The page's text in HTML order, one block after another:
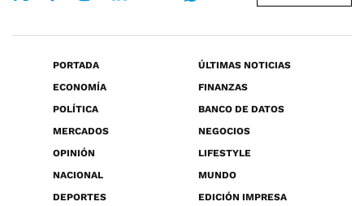
PORTADA
ÚLTIMAS NOTICIAS
ECONOMÍA
FINANZAS
POLÍTICA
BANCO DE DATOS
MERCADOS
NEGOCIOS
OPINIÓN
LIFESTYLE
NACIONAL
MUNDO
DEPORTES
EDICIÓN IMPRESA